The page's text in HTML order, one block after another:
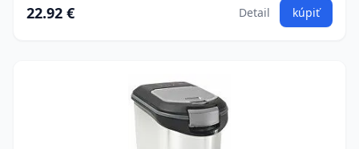
22.92 € Detail kúpiť